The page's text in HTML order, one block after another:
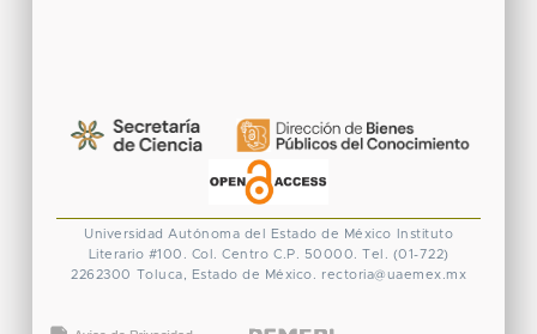
Universidad Autónoma del Estado de México
Instituto
Literario #100. Col. Centro C.P. 50000. Tel. (01-722)
2262300 Toluca, Estado de México. rectoria@uaemex.mx